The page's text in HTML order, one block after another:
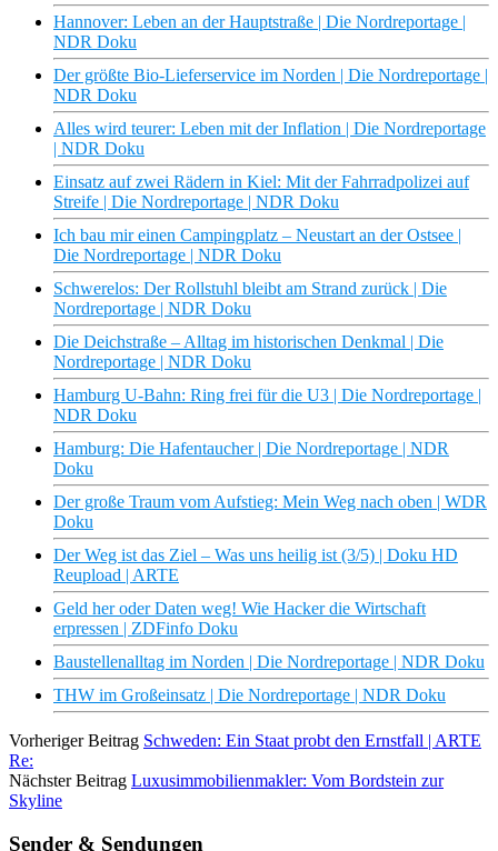
Hannover: Leben an der Hauptstraße | Die Nordreportage |
NDR Doku
Der größte Bio-Lieferservice im Norden | Die Nordreportage |
NDR Doku
Alles wird teurer: Leben mit der Inflation | Die Nordreportage
| NDR Doku
Einsatz auf zwei Rädern in Kiel: Mit der Fahrradpolizei auf
Streife | Die Nordreportage | NDR Doku
Ich bau mir einen Campingplatz – Neustart an der Ostsee |
Die Nordreportage | NDR Doku
Schwerelos: Der Rollstuhl bleibt am Strand zurück | Die
Nordreportage | NDR Doku
Die Deichstraße – Alltag im historischen Denkmal | Die
Nordreportage | NDR Doku
Hamburg U-Bahn: Ring frei für die U3 | Die Nordreportage |
NDR Doku
Hamburg: Die Hafentaucher | Die Nordreportage | NDR
Doku
Der große Traum vom Aufstieg: Mein Weg nach oben | WDR
Doku
Der Weg ist das Ziel – Was uns heilig ist (3/5) | Doku HD
Reupload | ARTE
Geld her oder Daten weg! Wie Hacker die Wirtschaft
erpressen | ZDFinfo Doku
Baustellenalltag im Norden | Die Nordreportage | NDR Doku
THW im Großeinsatz | Die Nordreportage | NDR Doku
Vorheriger Beitrag Schweden: Ein Staat probt den Ernstfall | ARTE
Re:
Nächster Beitrag Luxusimmobilienmakler: Vom Bordstein zur
Skyline
Sender & Sendungen